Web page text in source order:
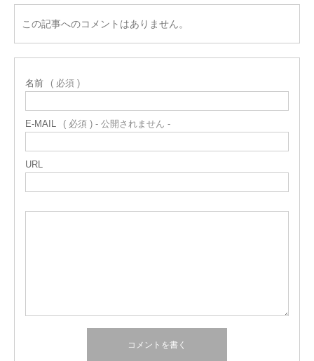
この記事へのコメントはありません。
名前 ( 必須 )
E-MAIL ( 必須 ) - 公開されません -
URL